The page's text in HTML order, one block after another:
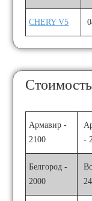
CHERY V5
Армавир -
2100
-
Белгород -
2000